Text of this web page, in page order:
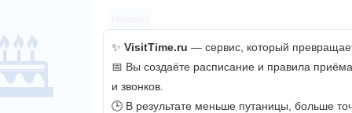
✨ VisitTime.ru — сервис, который
📅 Вы создаёте расписание и правила
и звонков.
🕒 В результате меньше путаницы, больше